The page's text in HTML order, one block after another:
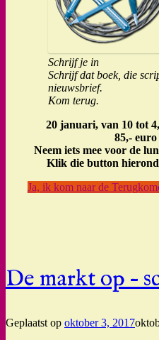
Schrijf je in
Schrijf dat boek, die
nieuwsbrief.
Kom terug.
20 januari, van 10 tot
85,-
Neem iets mee voor de
Klik die button
Ja, ik kom naar de
De markt op –
Geplaatst op oktober 3, 2017